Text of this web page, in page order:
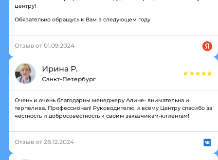
центру!
Обязательно обращусь к Вам в следующем году
Отзыв от 01.09.2024
Ирина Р.
Санкт-Петербург
Очень и очень благодарны менеджеру Алине- внимательна и
терпелива. Профессионал! Руководителю и всему Центру спасибо за
честность и добросовестность к своим заказчикам-клиентам!
Отзыв от 28.12.2024